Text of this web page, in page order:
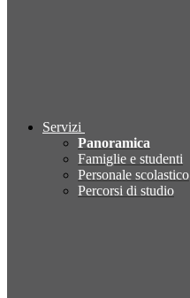
Servizi
Panoramica
Famiglie e studenti
Personale scolastico
Percorsi di studio